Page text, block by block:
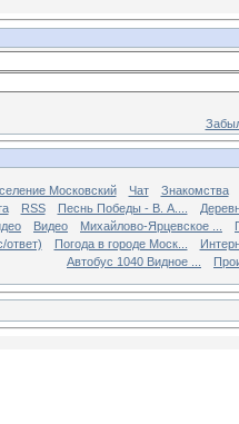
Московский Чат
Знакомства
RSS Песнь Победы - В. А....
Видео Михайлово-Ярцевское ...
ответ) Погода в городе Моск...
Автобус 1040 Видное ...